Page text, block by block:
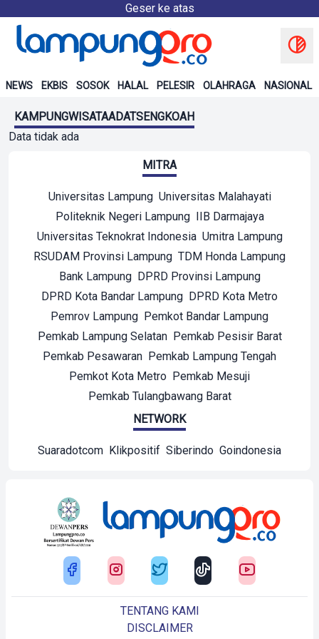
Geser ke atas
NEWS EKBIS SOSOK HALAL PELESIR OLAHRAGA NASIONAL
KAMPUNGWISATAADATSENGKOAH
Data tidak ada
MITRA
Universitas Lampung Universitas Malahayati
Politeknik Negeri Lampung IIB Darmajaya
Universitas Teknokrat Indonesia Umitra Lampung
RSUDAM Provinsi Lampung TDM Honda Lampung
Bank Lampung DPRD Provinsi Lampung
DPRD Kota Bandar Lampung DPRD Kota Metro
Pemrov Lampung Pemkot Bandar Lampung
Pemkab Lampung Selatan Pemkab Pesisir Barat
Pemkab Pesawaran Pemkab Lampung Tengah
Pemkot Kota Metro Pemkab Mesuji
Pemkab Tulangbawang Barat
NETWORK
Suaradotcom Klikpositif Siberindo Goindonesia
TENTANG KAMI
DISCLAIMER